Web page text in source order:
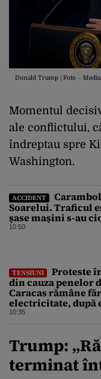
Donald Trump | Foto –
Momentul
ale conflictului,
îndreptau spre
Washington.
ACCIDENT
Soarelui. Traficul
șase mașini s-au
10:50
TENSIUNI
Proteste
din cauza penelor
Caracas rămâne
electricitate, după
promis
10:35
Trump:
terminat